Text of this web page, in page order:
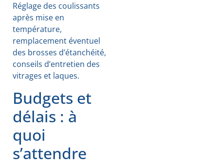
Réglage des coulissants
après mise en
température,
remplacement éventuel
des brosses d’étanchéité,
conseils d’entretien des
vitrages et laques.
Budgets et
délais : à
quoi
s’attendre